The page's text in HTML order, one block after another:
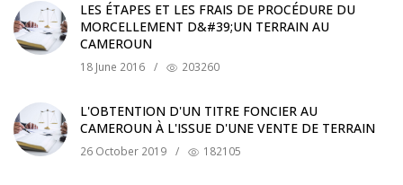
LES ÉTAPES ET LES FRAIS DE PROCÉDURE DU
MORCELLEMENT D&#39;UN TERRAIN AU
CAMEROUN
18 June 2016 / 203260
L'OBTENTION D'UN TITRE FONCIER AU
CAMEROUN À L'ISSUE D'UNE VENTE DE TERRAIN
26 October 2019 / 182105